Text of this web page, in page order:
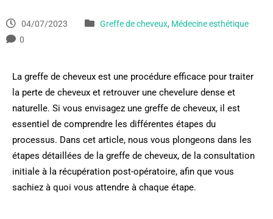
04/07/2023 Greffe de cheveux, Médecine esthétique
0
La greffe de cheveux est une procédure efficace pour traiter
la perte de cheveux et retrouver une chevelure dense et
naturelle. Si vous envisagez une greffe de cheveux, il est
essentiel de comprendre les différentes étapes du
processus. Dans cet article, nous vous plongeons dans les
étapes détaillées de la greffe de cheveux, de la consultation
initiale à la récupération post-opératoire, afin que vous
sachiez à quoi vous attendre à chaque étape.